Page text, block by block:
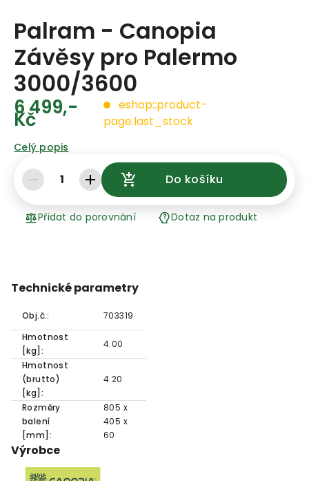
Palram - Canopia
Závěsy pro Palermo
3000/3600
6 499,-
Kč
eshop::product-
page.last_stock
Celý popis
1 Do košíku
Přidat do porovnání Dotaz na produkt
Technické parametry
Obj.č.:
703319
Hmotnost
[kg]:
4.00
Hmotnost
(brutto)
[kg]:
4.20
Rozměry
balení
[mm]:
805 x
405 x
60
Výrobce